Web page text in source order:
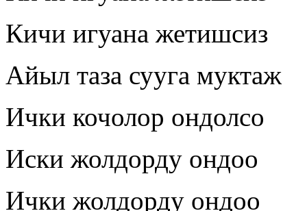
Кичи игуана жетишсиз
Айыл таза сууга муктаж
Ички кочолор ондолсо
Иски жолдорду ондоо
Ички жолдорду ондоо